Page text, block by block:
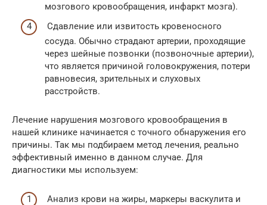
мозгового кровообращения, инфаркт мозга).
Сдавление или извитость кровеносного
сосуда. Обычно страдают артерии, проходящие
через шейные позвонки (позвоночные артерии),
что является причиной головокружения, потери
равновесия, зрительных и слуховых
расстройств.
Лечение нарушения мозгового кровообращения в
нашей клинике начинается с точного обнаружения его
причины. Так мы подбираем метод лечения, реально
эффективный именно в данном случае. Для
диагностики мы используем:
Анализ крови на жиры, маркеры васкулита и